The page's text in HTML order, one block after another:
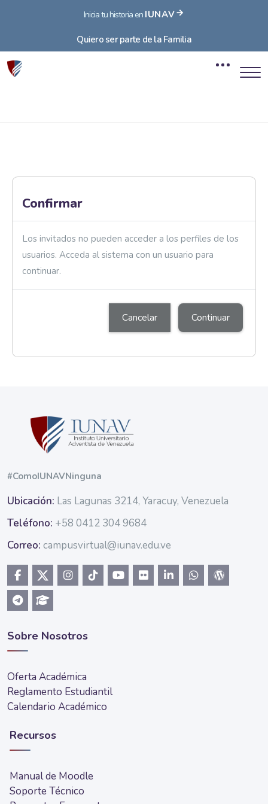
Inicia tu historia en IUNAV
Quiero ser parte de la Familia
Confirmar
Los invitados no pueden acceder a los perfiles de los
usuarios. Acceda al sistema con un usuario para
continuar.
Cancelar Continuar
#ComoIUNAVNinguna
Ubicación: Las Lagunas 3214, Yaracuy, Venezuela
Teléfono: +58 0412 304 9684
Correo: campusvirtual@iunav.edu.ve
Sobre Nosotros
Oferta Académica
Reglamento Estudiantil
Calendario Académico
Recursos
Manual de Moodle
Soporte Técnico